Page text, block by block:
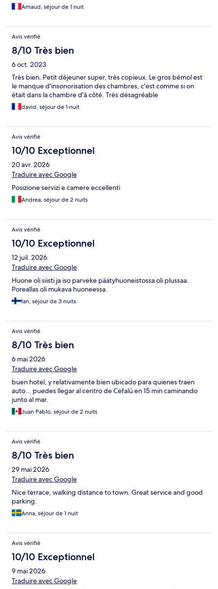
Arnaud, séjour de 1 nuit
Avis vérifié
8/10 Très bien
6 oct. 2023
Très bien. Petit déjeuner super, très copieux. Le gros bémol est
le manque d'insonorisation des chambres, c'est comme si on
était dans la chambre d'à côté. Très désagréable
david, séjour de 1 nuit
Avis vérifié
10/10 Exceptionnel
20 avr. 2026
Traduire avec Google
Posizione servizi e camere eccellenti
Andrea, séjour de 2 nuits
Avis vérifié
10/10 Exceptionnel
12 juil. 2026
Traduire avec Google
Huone oli siisti ja iso parveke päätyhuoneistossa oli plussaa.
Poreallas oli mukava huoneessa.
Ian, séjour de 3 nuits
Avis vérifié
8/10 Très bien
6 mai 2026
Traduire avec Google
buen hotel, y relativamente bien ubicado para quienes traen
auto... puedes llegar al centro de Cefalú en 15 min caminando
junto al mar.
Juan Pablo, séjour de 2 nuits
Avis vérifié
8/10 Très bien
29 mai 2026
Traduire avec Google
Nice terrace, walking distance to town. Great service and good
parking.
Anna, séjour de 1 nuit
Avis vérifié
10/10 Exceptionnel
9 mai 2026
Traduire avec Google